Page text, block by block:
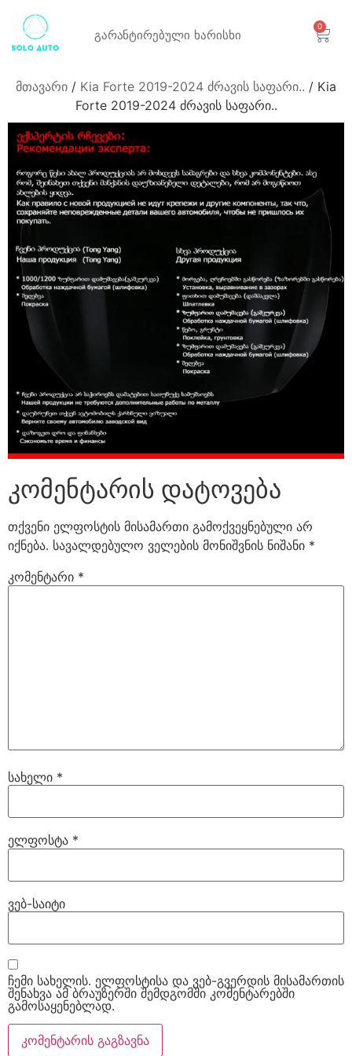
გარანტირებული ხარისხი
0
მთავარი / Kia Forte 2019-2024 ძრავის საფარი.. / Kia
Forte 2019-2024 ძრავის საფარი..
კომენტარის დატოვება
თქვენი ელფოსტის მისამართი გამოქვეყნებული არ
იქნება. სავალდებულო ველების მონიშვნის ნიშანი *
კომენტარი *
სახელი *
ელფოსტა *
ვებ-საიტი
ჩემი სახელის. ელფოსტისა და ვებ-გვერდის მისამართის
შენახვა ამ ბრაუზერში შემდგომში კომენტარებში
გამოსაყენებლად.